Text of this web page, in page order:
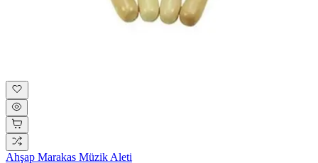
Ahşap Marakas Müzik Aleti